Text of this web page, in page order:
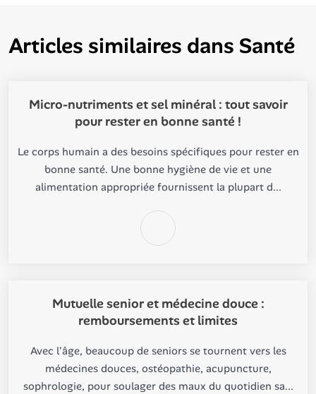
Articles similaires dans Santé
Micro-nutriments et sel minéral : tout savoir
pour rester en bonne santé !
Le corps humain a des besoins spécifiques pour rester en
bonne santé. Une bonne hygiène de vie et une
alimentation appropriée fournissent la plupart d...
Mutuelle senior et médecine douce :
remboursements et limites
Avec l'âge, beaucoup de seniors se tournent vers les
médecines douces, ostéopathie, acupuncture,
sophrologie, pour soulager des maux du quotidien sa...